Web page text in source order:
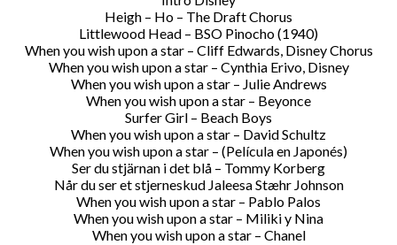
Heigh – Ho – The Draft Chorus
Littlewood Head – BSO Pinocho (1940)
When you wish upon a star – Cliff Edwards, Disney Chorus
When you wish upon a star – Cynthia Erivo, Disney
When you wish upon a star – Julie Andrews
When you wish upon a star – Beyonce
Surfer Girl – Beach Boys
When you wish upon a star – David Schultz
When you wish upon a star – (Película en Japonés)
Ser du stjärnan i det blå – Tommy Korberg
Når du ser et stjerneskud Jaleesa Stæhr Johnson
When you wish upon a star – Pablo Palos
When you wish upon a star – Miliki y Nina
When you wish upon a star – Chanel